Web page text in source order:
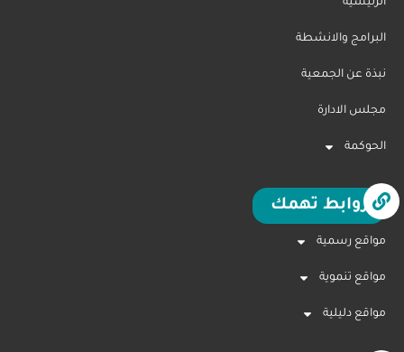
الرئيسية
البرامج والانشطة
نبذة عن الجمعية
مجلس الادارة
الحوكمة
روابط تهمك
مواقع رسمية
مواقع تنموية
مواقع دليلية